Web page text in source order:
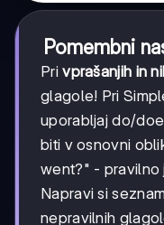
Pomembni
Privprašanjih in
glagole! Pri
uporabljaj do/
biti v osnovni
went?" - pravilno
Napravi si
nepravilnih